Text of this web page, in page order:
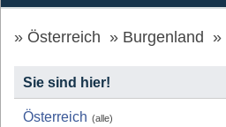
Österreich Burgenland
Sie sind hier!
Österreich (alle)